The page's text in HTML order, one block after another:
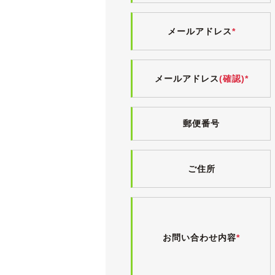
・エンジンオイル交換
・リアブレーキパッド交換
・ブレーキフルード交換
・スタビライザーブッシュ交換
●平成29年11月 84,554km
・エアフィルター交換
・タイヤ交換
・ワイパーブレード交換
現状、警告灯(チェックランプ)点灯は
メールアドレス*
メールアドレス(確認)*
郵便番号
ご住所
お問い合わせ内容*